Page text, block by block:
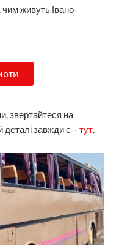
чим живуть Івано-
звертайтеся на
деталі завжди є –тут.